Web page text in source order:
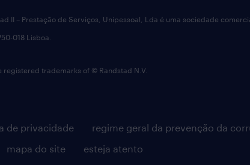
de privacidade regime geral da prevenção da
mapa do site esteja atento
II – Prestação de Serviços, Unipessoal, Lda é uma sociedade
018 Lisboa.
registered trademarks of © Randstad N.V.